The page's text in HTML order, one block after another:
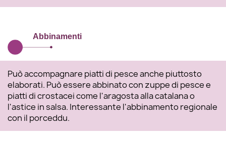
Abbinamenti
Può accompagnare piatti di pesce anche piuttosto
elaborati. Può essere abbinato con zuppe di pesce e
piatti di crostacei come l'aragosta alla catalana o
l'astice in salsa. Interessante l'abbinamento regionale
con il porceddu.